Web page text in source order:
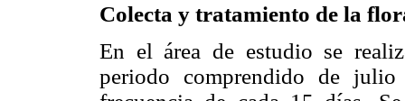
Colecta y tratamiento de la
En el área de estudio se
periodo comprendido de